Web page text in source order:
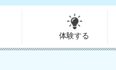
体験する